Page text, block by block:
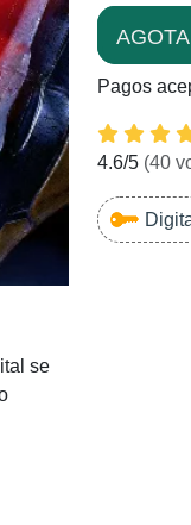
se
Pagos
4.6/5 (40